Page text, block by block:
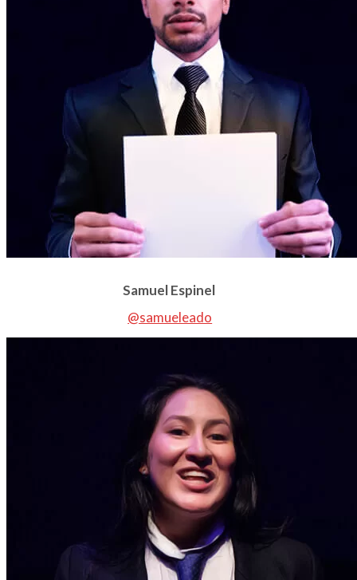
Samuel Espinel
@samueleado